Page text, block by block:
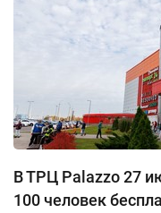
В ТРЦ Palazzo 27
100 человек